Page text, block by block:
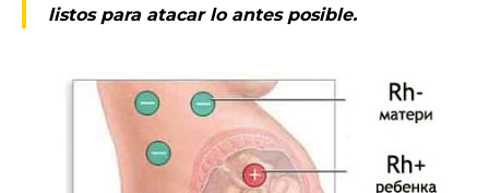
listos para atacar lo antes posible.